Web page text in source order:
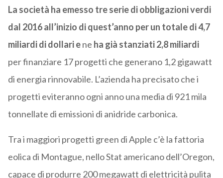
La società ha emesso tre serie di obbligazioni verdi
dal 2016 all’inizio di quest’anno per un totale di 4,7
miliardi di dollari ene ha già stanziati 2,8 miliardi
per finanziare 17 progetti che generano 1,2 gigawatt
di energia rinnovabile. L’azienda ha precisato che i
progetti eviteranno ogni anno una media di 921 mila
tonnellate di emissioni di anidride carbonica.
Tra i maggiori progetti green di Apple c’è la fattoria
eolica di Montague, nello Stat americano dell’Oregon,
capace di produrre 200 megawatt di elettricità pulita